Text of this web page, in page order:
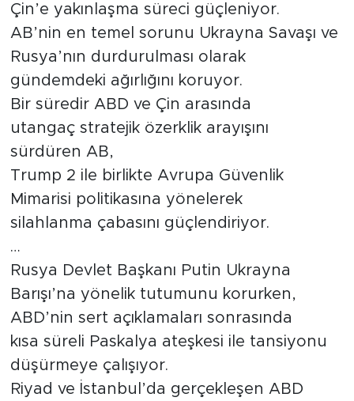
Çin’e yakınlaşma süreci güçleniyor.
AB’nin en temel sorunu Ukrayna Savaşı ve
Rusya’nın durdurulması olarak
gündemdeki ağırlığını koruyor.
Bir süredir ABD ve Çin arasında
utangaç stratejik özerklik arayışını
sürdüren AB,
Trump 2 ile birlikte Avrupa Güvenlik
Mimarisi politikasına yönelerek
silahlanma çabasını güçlendiriyor.
…
Rusya Devlet Başkanı Putin Ukrayna
Barışı’na yönelik tutumunu korurken,
ABD’nin sert açıklamaları sonrasında
kısa süreli Paskalya ateşkesi ile tansiyonu
düşürmeye çalışıyor.
Riyad ve İstanbul’da gerçekleşen ABD